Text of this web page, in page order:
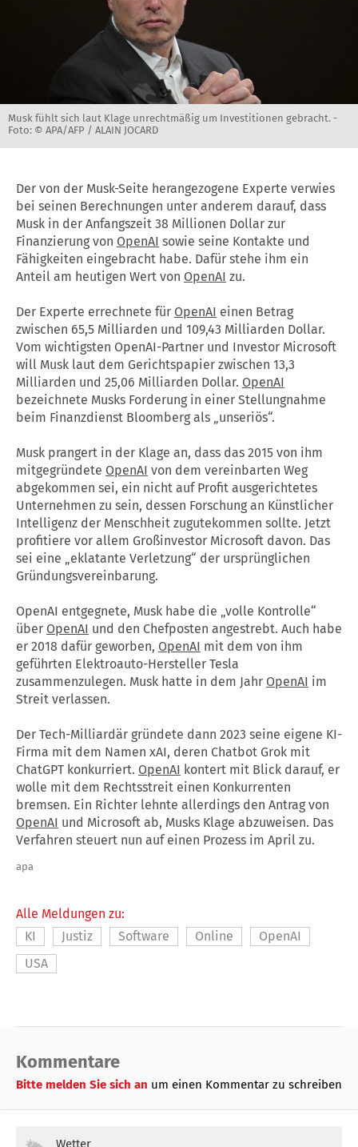
Musk fühlt sich laut Klage unrechtmäßig um Investitionen gebracht. -
Foto: © APA/AFP / ALAIN JOCARD
Der von der Musk-Seite herangezogene Experte verwies
bei seinen Berechnungen unter anderem darauf, dass
Musk in der Anfangszeit 38 Millionen Dollar zur
Finanzierung von OpenAI sowie seine Kontakte und
Fähigkeiten eingebracht habe. Dafür stehe ihm ein
Anteil am heutigen Wert von OpenAI zu.
Der Experte errechnete für OpenAI einen Betrag
zwischen 65,5 Milliarden und 109,43 Milliarden Dollar.
Vom wichtigsten OpenAI-Partner und Investor Microsoft
will Musk laut dem Gerichtspapier zwischen 13,3
Milliarden und 25,06 Milliarden Dollar. OpenAI
bezeichnete Musks Forderung in einer Stellungnahme
beim Finanzdienst Bloomberg als „unseriös“.
Musk prangert in der Klage an, dass das 2015 von ihm
mitgegründete OpenAI von dem vereinbarten Weg
abgekommen sei, ein nicht auf Profit ausgerichtetes
Unternehmen zu sein, dessen Forschung an Künstlicher
Intelligenz der Menschheit zugutekommen sollte. Jetzt
profitiere vor allem Großinvestor Microsoft davon. Das
sei eine „eklatante Verletzung“ der ursprünglichen
Gründungsvereinbarung.
OpenAI entgegnete, Musk habe die „volle Kontrolle“
über OpenAI und den Chefposten angestrebt. Auch habe
er 2018 dafür geworben, OpenAI mit dem von ihm
geführten Elektroauto-Hersteller Tesla
zusammenzulegen. Musk hatte in dem Jahr OpenAI im
Streit verlassen.
Der Tech-Milliardär gründete dann 2023 seine eigene KI-
Firma mit dem Namen xAI, deren Chatbot Grok mit
ChatGPT konkurriert. OpenAI kontert mit Blick darauf, er
wolle mit dem Rechtsstreit einen Konkurrenten
bremsen. Ein Richter lehnte allerdings den Antrag von
OpenAI und Microsoft ab, Musks Klage abzuweisen. Das
Verfahren steuert nun auf einen Prozess im April zu.
apa
Alle Meldungen zu:
KI
Justiz Software Online
OpenAI
USA
Kommentare
Bitte melden Sie sich an um einen Kommentar zu schreiben
Wetter